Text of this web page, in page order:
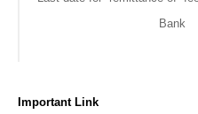
Bank
Important Link